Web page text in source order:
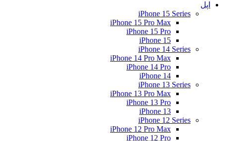
اپل
iPhone 15 Series
iPhone 15 Pro Max
iPhone 15 Pro
iPhone 15
iPhone 14 Series
iPhone 14 Pro Max
iPhone 14 Pro
iPhone 14
iPhone 13 Series
iPhone 13 Pro Max
iPhone 13 Pro
iPhone 13
iPhone 12 Series
iPhone 12 Pro Max
iPhone 12 Pro